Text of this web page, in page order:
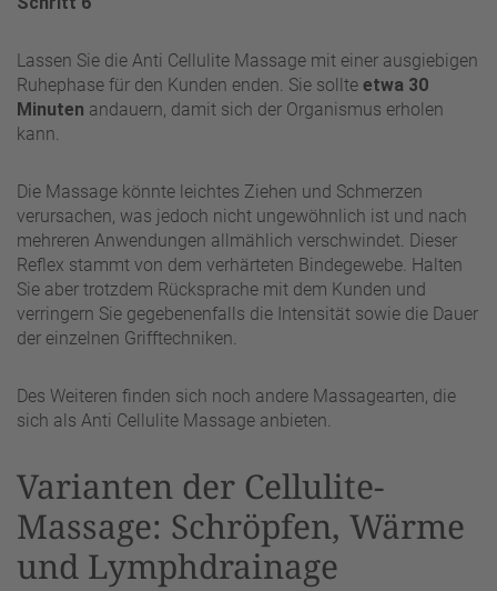
Lassen Sie die Anti Cellulite Massage mit einer ausgiebigen
Ruhephase für den Kunden enden. Sie sollte etwa 30
Minuten andauern, damit sich der Organismus erholen
kann.
Die Massage könnte leichtes Ziehen und Schmerzen
verursachen, was jedoch nicht ungewöhnlich ist und nach
mehreren Anwendungen allmählich verschwindet. Dieser
Reflex stammt von dem verhärteten Bindegewebe. Halten
Sie aber trotzdem Rücksprache mit dem Kunden und
verringern Sie gegebenenfalls die Intensität sowie die Dauer
der einzelnen Grifftechniken.
Des Weiteren finden sich noch andere Massagearten, die
sich als Anti Cellulite Massage anbieten.
Varianten der Cellulite-
Massage: Schröpfen, Wärme
und Lymphdrainage